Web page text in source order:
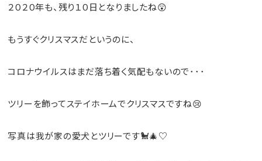
２０２０年も、残り１０日となりましたね😲
もうすぐクリスマスだというのに、
コロナウイルスはまだ落ち着く気配もないので･･･
ツリーを飾ってステイホームでクリスマスですね😢
写真は我が家の愛犬とツリーです🐩🎄♡